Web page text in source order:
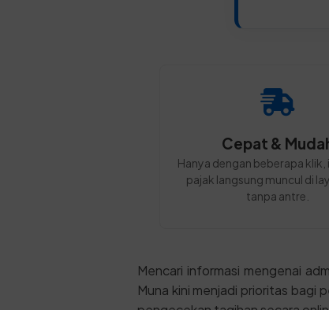
Cepat &
Hanya dengan beberapa
pajak langsung muncul di
tanpa antre.
Mencari informasi mengenai
Muna kini menjadi prioritas bagi